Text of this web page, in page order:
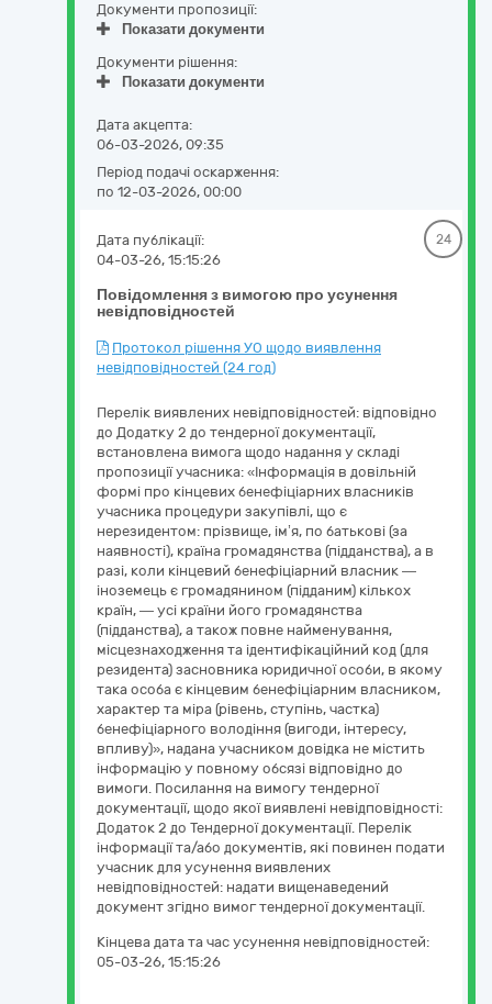
Документи пропозиції:
Показати документи
Документи рішення:
Показати документи
Дата акцепта:
06-03-2026, 09:35
Період подачі оскарження:
по 12-03-2026, 00:00
Повідомлення з вимогою про усунення
невідповідностей
Дата публікації:
04-03-26, 15:15:26
24
Протокол рішення УО щодо виявлення
невідповідностей (24 год)
Перелік виявлених невідповідностей: відповідно
до Додатку 2 до тендерної документації,
встановлена вимога щодо надання у складі
пропозиції учасника: «Інформація в довільній
формі про кінцевих бенефіціарних власників
учасника процедури закупівлі, що є
нерезидентом: прізвище, ім’я, по батькові (за
наявності), країна громадянства (підданства), а в
разі, коли кінцевий бенефіціарний власник —
іноземець є громадянином (підданим) кількох
країн, — усі країни його громадянства
(підданства), а також повне найменування,
місцезнаходження та ідентифікаційний код (для
резидента) засновника юридичної особи, в якому
така особа є кінцевим бенефіціарним власником,
характер та міра (рівень, ступінь, частка)
бенефіціарного володіння (вигоди, інтересу,
впливу)», надана учасником довідка не містить
інформацію у повному обсязі відповідно до
вимоги. Посилання на вимогу тендерної
документації, щодо якої виявлені невідповідності:
Додаток 2 до Тендерної документації. Перелік
інформації та/або документів, які повинен подати
учасник для усунення виявлених
невідповідностей: надати вищенаведений
документ згідно вимог тендерної документації.
Кінцева дата та час усунення невідповідностей:
05-03-26, 15:15:26